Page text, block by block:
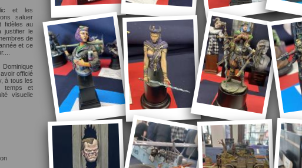
et les
saluer
fidèles au
justifier le
de
et ce
Dominique
officié
à tous les
temps et
visuelle